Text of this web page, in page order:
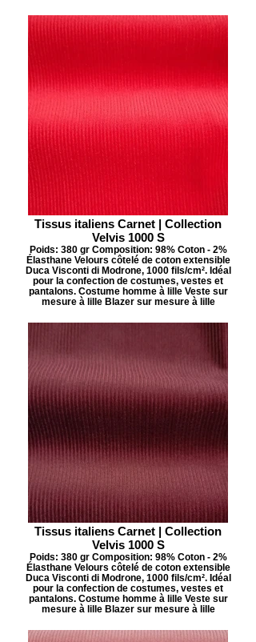
Tissus italiens Carnet | Collection
Velvis 1000 S
Poids: 380 gr Composition: 98% Coton - 2%
Élasthane Velours côtelé de coton extensible
Duca Visconti di Modrone, 1000 fils/cm². Idéal
pour la confection de costumes, vestes et
pantalons. Costume homme à lille Veste sur
mesure à lille Blazer sur mesure à lille
Tissus italiens Carnet | Collection
Velvis 1000 S
Poids: 380 gr Composition: 98% Coton - 2%
Élasthane Velours côtelé de coton extensible
Duca Visconti di Modrone, 1000 fils/cm². Idéal
pour la confection de costumes, vestes et
pantalons. Costume homme à lille Veste sur
mesure à lille Blazer sur mesure à lille